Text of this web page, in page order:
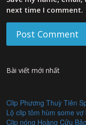
next time I comment.
Bài viết mới nhất
Clip Phương Thuỳ Tiên
Lộ clip tôm hùm some
Clip nóng Hoàng Cửu